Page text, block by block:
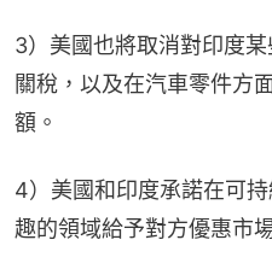
3）美國也將取消對印度
關稅，以及在汽車零件方
額。
4）美國和印度承諾在可
趣的領域給予對方優惠市